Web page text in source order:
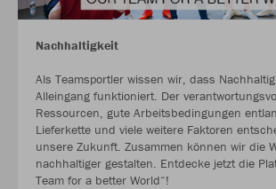
Nachhaltigkeit
Als Teamsportler wissen wir, dass
Alleingang funktioniert. Der
Ressourcen, gute Arbeitsbedingungen
Lieferkette und viele weitere Faktoren
unsere Zukunft. Zusammen können wir die
nachhaltiger gestalten. Entdecke jetzt die
Team for a better World“!